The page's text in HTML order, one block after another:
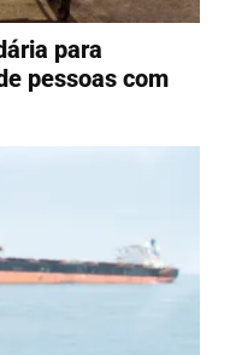
para
pessoas com